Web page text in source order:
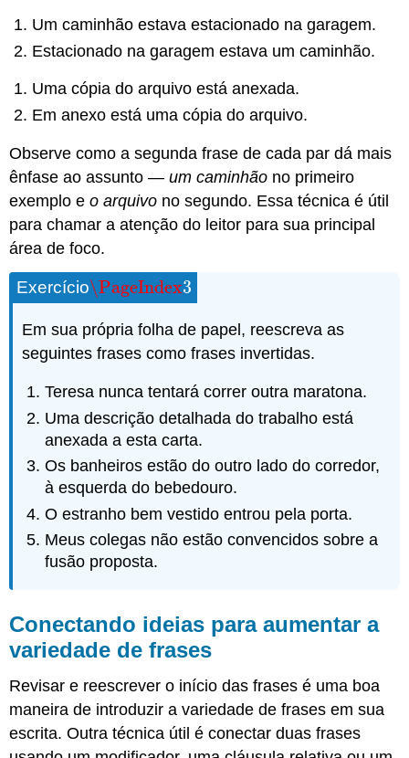
Um caminhão estava estacionado na garagem.
Estacionado na garagem estava um caminhão.
Uma cópia do arquivo está anexada.
Em anexo está uma cópia do arquivo.
Observe como a segunda frase de cada par dá mais
ênfase ao assunto —um caminhão no primeiro
exemplo eo arquivo no segundo. Essa técnica é útil
para chamar a atenção do leitor para sua principal
área de foco.
Exercício\PageIndex3
\PageIndex3
Em sua própria folha de papel, reescreva as
seguintes frases como frases invertidas.
Teresa nunca tentará correr outra maratona.
Uma descrição detalhada do trabalho está
anexada a esta carta.
Os banheiros estão do outro lado do corredor,
à esquerda do bebedouro.
O estranho bem vestido entrou pela porta.
Meus colegas não estão convencidos sobre a
fusão proposta.
Conectando ideias para aumentar a
variedade de frases
Revisar e reescrever o início das frases é uma boa
maneira de introduzir a variedade de frases em sua
escrita. Outra técnica útil é conectar duas frases